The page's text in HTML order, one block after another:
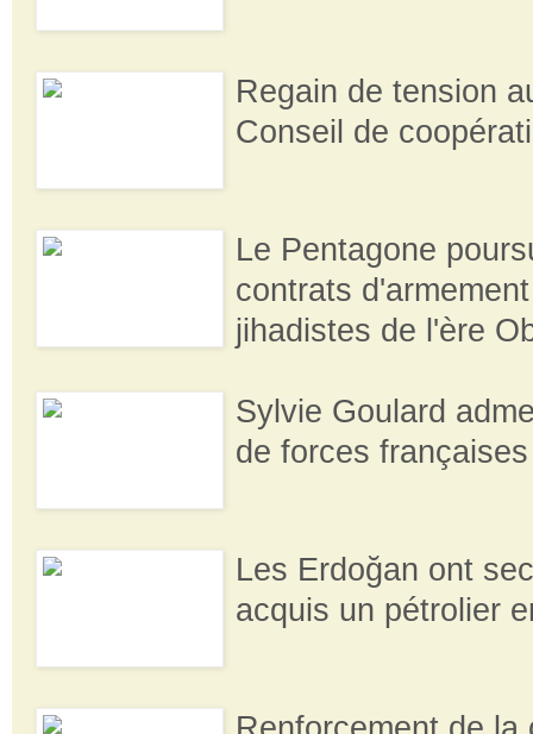
Regain de tension
Conseil de
Le Pentagone
contrats
jihadistes de l'ère
Sylvie Goulard
de forces
Les Erdoğan ont
acquis un pétrolier